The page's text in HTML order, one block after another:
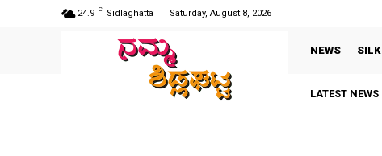
24.9 C Sidlaghatta Saturday, August 8, 2026
NEWS SILK
LATEST NEWS